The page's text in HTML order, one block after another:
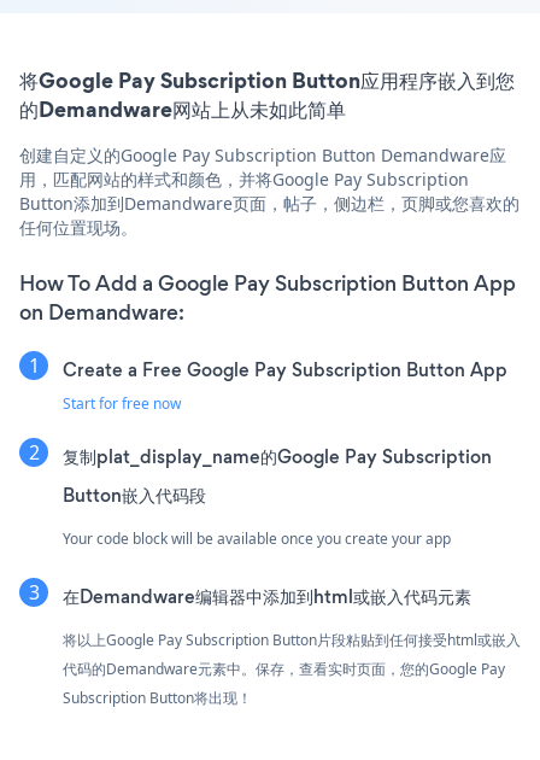
将Google Pay Subscription Button应用程序嵌入到您
的Demandware网站上从未如此简单
创建自定义的Google Pay Subscription Button Demandware应
用，匹配网站的样式和颜色，并将Google Pay Subscription
Button添加到Demandware页面，帖子，侧边栏，页脚或您喜欢的
任何位置现场。
How To Add a Google Pay Subscription Button App
on Demandware:
Create a Free Google Pay Subscription Button App
Start for free now
复制plat_display_name的Google Pay Subscription
Button嵌入代码段
Your code block will be available once you create your app
在Demandware编辑器中添加到html或嵌入代码元素
将以上Google Pay Subscription Button片段粘贴到任何接受html或嵌入
代码的Demandware元素中。保存，查看实时页面，您的Google Pay
Subscription Button将出现！